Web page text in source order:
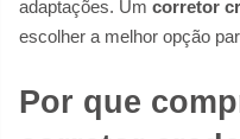
adaptações. Um corretor
escolher a melhor opção
Por que